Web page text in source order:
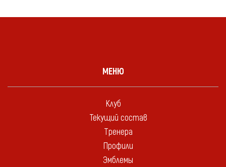
МЕНЮ
Клуб
Текущий состав
Тренера
Профили
Эмблемы